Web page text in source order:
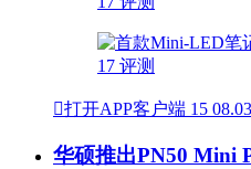
打开APP客户端 15 08.03
华硕推出PN50 Mini